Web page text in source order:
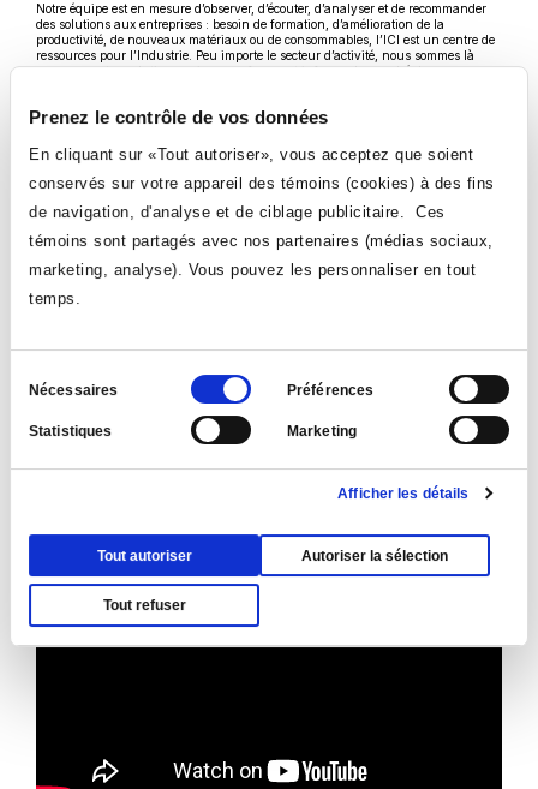
Prenez le contrôle de vos données
En cliquant sur «Tout autoriser», vous acceptez que soient
conservés sur votre appareil des témoins (cookies) à des fins
de navigation, d'analyse et de ciblage publicitaire. Ces
témoins sont partagés avec nos partenaires (médias sociaux,
marketing, analyse). Vous pouvez les personnaliser en tout
temps.
Sélection
consentement
Nécessaires Préférences
Statistiques Marketing
Afficher les détails
Tout autoriser Autoriser la sélection
Tout refuser
Notre équipe est en mesure d’observer, d’écouter, d’analyser et de recommander
des solutions aux entreprises : besoin de formation, d’amélioration de la
productivité, de nouveaux matériaux ou de consommables, l’ICI est un centre de
ressources pour l’Industrie. Peu importe le secteur d’activité, nous sommes là
pour supporter, solutionner, innover, former et informer le marché des
lien
s'ouvrira
une
nouvelle
fenêtre